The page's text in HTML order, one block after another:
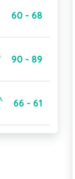
60 - 68
90 - 89
66 - 61